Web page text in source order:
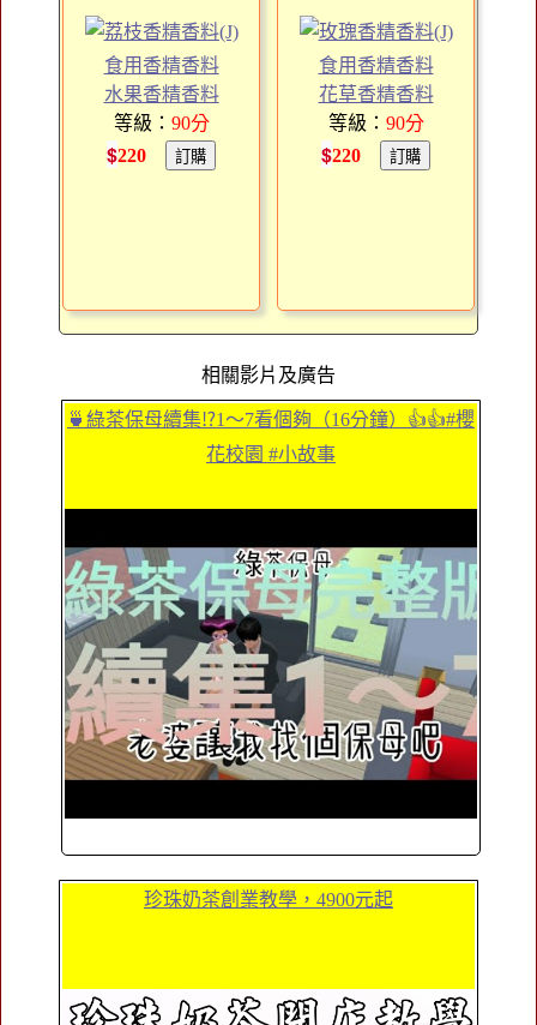
食用香精香料
水果香精香料
等級： 90分
$220
食用香精香料
花草香精香料
等級： 90分
$220
相關影片及廣告
🍵綠茶保母續集⁉️1～7看個夠（16分鐘）👍👍#櫻
花校園 #小故事
珍珠奶茶創業教學，4900元起